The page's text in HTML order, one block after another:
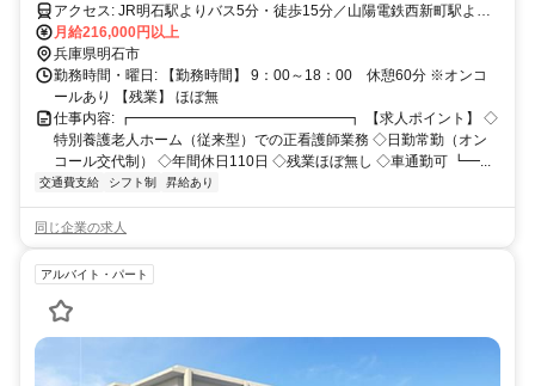
アクセス: JR明石駅よりバス5分・徒歩15分／山陽電鉄西新町駅より
徒歩10分
月給216,000円以上
兵庫県明石市
勤務時間・曜日: 【勤務時間】 9：00～18：00 休憩60分 ※オンコ
ールあり 【残業】 ほぼ無
仕事内容: ┏━━━━━━━━━━━━━━━┓ 【求人ポイント】 ◇
特別養護老人ホーム（従来型）での正看護師業務 ◇日勤常勤（オン
コール交代制） ◇年間休日110日 ◇残業ほぼ無し ◇車通勤可 ┗━...
交通費支給 シフト制 昇給あり
同じ企業の求人
アルバイト・パート